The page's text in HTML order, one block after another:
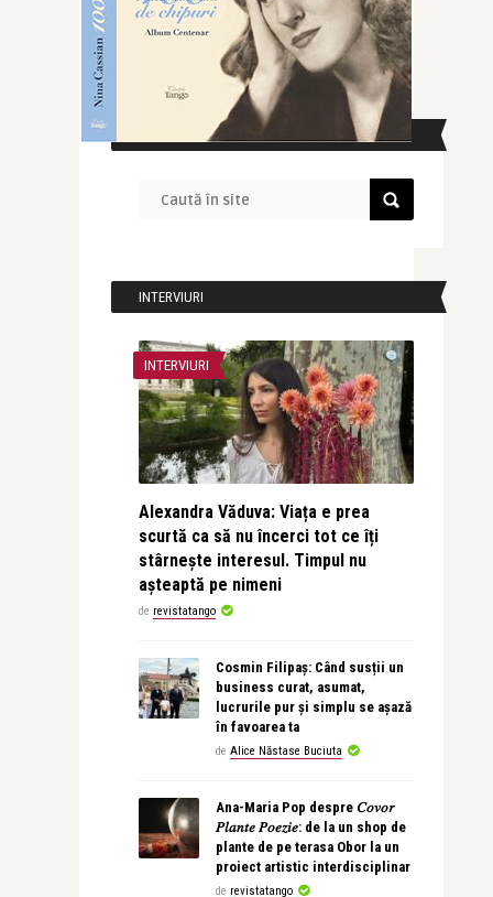
CAUTĂ ÎN SITE
INTERVIURI
INTERVIURI
Alexandra Văduva: Viața e prea
scurtă ca să nu încerci tot ce îți
stârnește interesul. Timpul nu
așteaptă pe nimeni
de revistatango
Cosmin Filipaș: Când susții un
business curat, asumat,
lucrurile pur și simplu se așază
în favoarea ta
de Alice Năstase Buciuta
Ana-Maria Pop despre 𝐶𝑜𝑣𝑜𝑟
𝑃𝑙𝑎𝑛𝑡𝑒 𝑃𝑜𝑒𝑧𝑖𝑒: de la un shop de
plante de pe terasa Obor la un
proiect artistic interdisciplinar
de revistatango